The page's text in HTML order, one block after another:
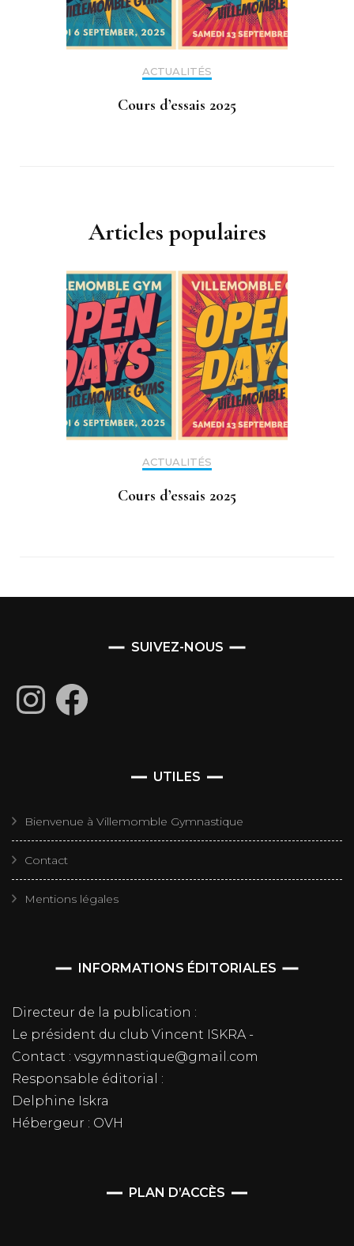
ACTUALITÉS
Cours d’essais 2025
Articles populaires
ACTUALITÉS
Cours d’essais 2025
SUIVEZ-NOUS
InstagramFacebook
UTILES
Bienvenue à Villemomble Gymnastique
Contact
Mentions légales
INFORMATIONS ÉDITORIALES
Directeur de la publication :
Le président du club Vincent ISKRA -
Contact : vsgymnastique@gmail.com
Responsable éditorial :
Delphine Iskra
Hébergeur : OVH
PLAN D’ACCÈS